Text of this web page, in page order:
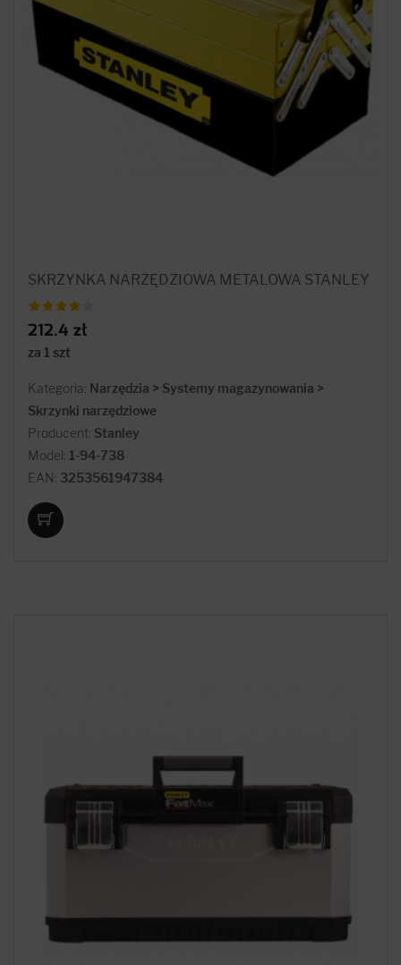
SKRZYNKA NARZĘDZIOWA METALOWA STANLEY
212.4 zł
za 1 szt
Kategoria: Narzędzia > Systemy magazynowania >
Skrzynki narzędziowe
Producent: Stanley
Model: 1-94-738
EAN: 3253561947384